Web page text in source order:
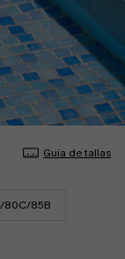
Guía de tallas
80C/85B